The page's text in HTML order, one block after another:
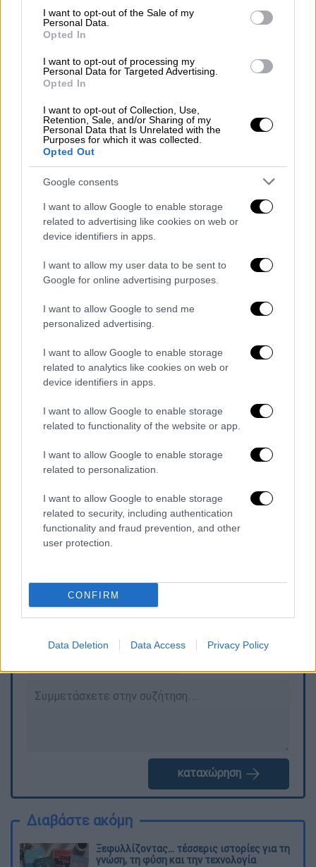
consent section.
I want to opt-out of the Sale of my
Personal Data.
Opted In
I want to opt-out of processing my
Personal Data for Targeted Advertising.
Opted In
I want to opt-out of Collection, Use,
Retention, Sale, and/or Sharing of my
Personal Data that Is Unrelated with the
Purposes for which it was collected.
Opted Out
Google consents
I want to allow Google to enable storage
related to advertising like cookies on web or
device identifiers in apps.
I want to allow my user data to be sent to
Google for online advertising purposes.
I want to allow Google to send me
personalized advertising.
I want to allow Google to enable storage
related to analytics like cookies on web or
device identifiers in apps.
I want to allow Google to enable storage
related to functionality of the website or app.
I want to allow Google to enable storage
related to personalization.
I want to allow Google to enable storage
related to security, including authentication
functionality and fraud prevention, and other
user protection.
CONFIRM
Data Deletion Data Access Privacy Policy
Ισχυρές βροχές και καταιγίδες
προβλέπονται:
Την Κυριακή (25-02-24)
τη δυτική και νότια Πελοπόννησο και τη
δυτική Κρήτη.
Τη Δευτέρα (26-02-24)
Από τις πρώτες πρωινές ώρες στην
κεντρική Μακεδονία, τη Θεσσαλία
(κυρίως στα ανατολικά), την ανατολική
πρόσκαιρα και της Αττικής), τις
Κυκλάδες, την Κρήτη (κυρίως στα νότια),
την Πελοπόννησο και πρόσκαιρα στην
Εύβοια και τις Σποράδες με βαθμιαία
εξασθένηση των φαινομένων από το
απόγευμα.
Από τις προμεσημβρινές ώρες θα
Αιγαίου (από τη Χίο και νοτιότερα) και
τα Δωδεκάνησα.
Τρίτη(27-02-24)
Τα έντονα φαινόμενα θα διατηρηθούν στις
νότιες περιοχές των Δωδεκανήσων και
βαθμιαία μέχρι το μεσημέρι θα
εξασθενήσουν.
Τα σχολιά σας δημοσιεύονται άμεσα με δική σας ευθύνη. Το
ΕΘΝΟΣ θα παρεμβαίνει και τα προσβλητικά σχόλια θα
καταχώρηση
Διαβάστε ακόμη
Ξεφυλλίζοντας... τέσσερις ιστορίες για τη
γνώση, τη φύση και την τεχνολογία